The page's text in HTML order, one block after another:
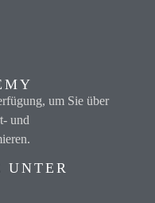
um Sie über
und
UNTER